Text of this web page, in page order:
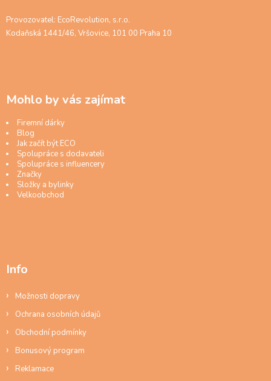
Provozovatel: EcoRevolution, s.r.o.
Kodaňská 1441/46, Vršovice, 101 00 Praha 10
Mohlo by vás zajímat
Firemní dárky
Blog
Jak začít být ECO
Spolupráce s dodavateli
Spolupráce s influencery
Značky
Složky a bylinky
Velkoobchod
Info
Možnosti dopravy
Ochrana osobních údajů
Obchodní podmínky
Bonusový program
Reklamace